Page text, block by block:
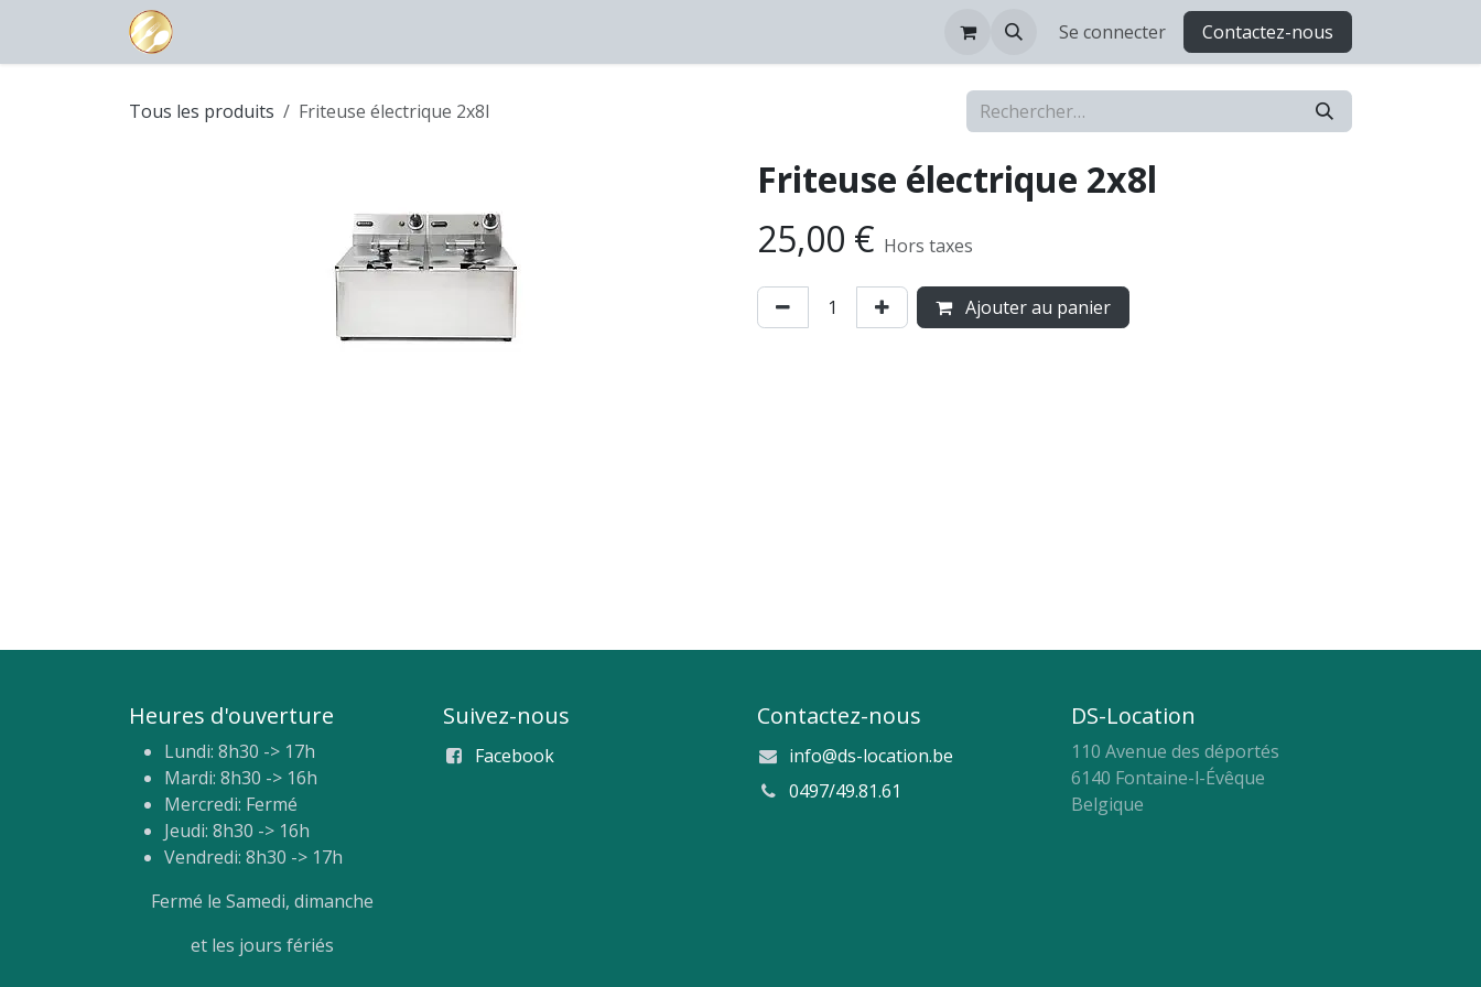
Se rendre au contenu
Se connecter Contactez-nous
Tous les produits Friteuse électrique 2x8l
Friteuse électrique 2x8l
25,00 € Hors taxes
Ajouter au panier
Heures d'ouverture
Lundi: 8h30 -> 17h
Mardi: 8h30 -> 16h
Mercredi: Fermé
Jeudi: 8h30 -> 16h
Vendredi: 8h30 -> 17h
Fermé le Samedi, dimanche
et les jours fériés
Suivez-nous
Facebook
Contactez-nous
info@ds-location.be
0497/49.81.61
DS-Location
110 Avenue des déportés
6140 Fontaine-l-Évêque
Belgique